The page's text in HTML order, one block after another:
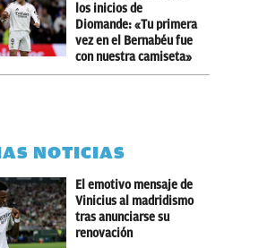
los inicios de
Diomande: «Tu primera
vez en el Bernabéu fue
con nuestra camiseta»
NOTICIAS
El emotivo mensaje de
Vinicius al madridismo
tras anunciarse su
renovación